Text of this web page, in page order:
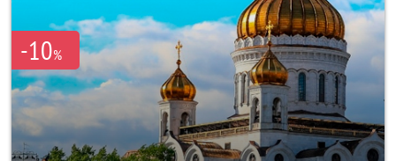
-10%